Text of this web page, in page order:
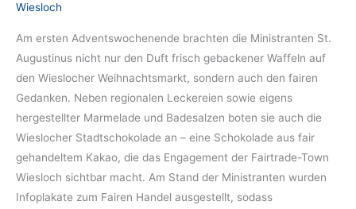
Wiesloch
Am ersten Adventswochenende brachten die Ministranten St.
Augustinus nicht nur den Duft frisch gebackener Waffeln auf
den Wieslocher Weihnachtsmarkt, sondern auch den fairen
Gedanken. Neben regionalen Leckereien sowie eigens
hergestellter Marmelade und Badesalzen boten sie auch die
Wieslocher Stadtschokolade an – eine Schokolade aus fair
gehandeltem Kakao, die das Engagement der Fairtrade-Town
Wiesloch sichtbar macht. Am Stand der Ministranten wurden
Infoplakate zum Fairen Handel ausgestellt, sodass